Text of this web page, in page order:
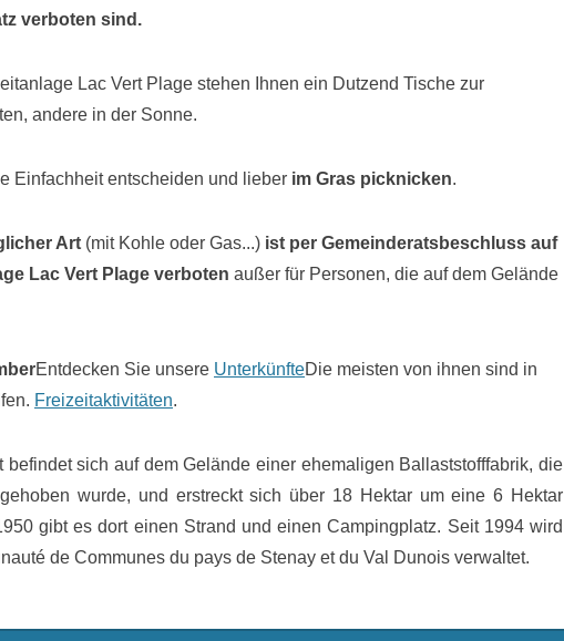
verboten sind.
Lac Vert Plage stehen Ihnen ein Dutzend Tische zur
andere in der Sonne.
Einfachheit entscheiden und lieber im Gras picknicken.
Art (mit Kohle oder Gas...) ist per Gemeinderatsbeschluss auf
Lac Vert Plage verboten außer für Personen, die auf dem Gelände
Entdecken Sie unsere UnterkünfteDie meisten von ihnen sind in
Freizeitaktivitäten.
befindet sich auf dem Gelände einer ehemaligen Ballaststofffabrik, die
wurde, und erstreckt sich über 18 Hektar um eine 6 Hektar
gibt es dort einen Strand und einen Campingplatz. Seit 1994 wird
de Communes du pays de Stenay et du Val Dunois verwaltet.